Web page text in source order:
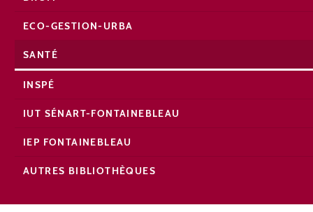
ECO-GESTION-URBA
SANTÉ
INSPÉ
IUT SÉNART-FONTAINEBLEAU
IEP FONTAINEBLEAU
AUTRES BIBLIOTHÈQUES